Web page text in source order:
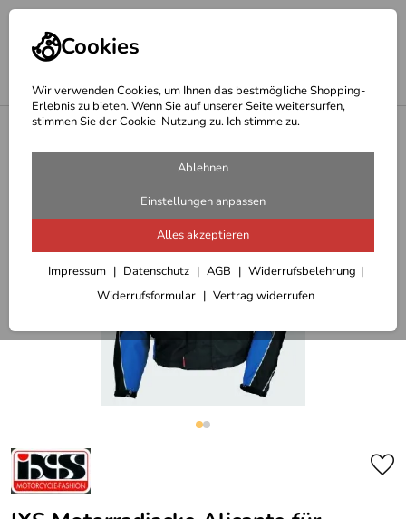
Cookies
Wir verwenden Cookies, um Ihnen das bestmögliche Shopping-
Erlebnis zu bieten. Wenn Sie auf unserer Seite weitersurfen,
stimmen Sie der Cookie-Nutzung zu. Ich stimme zu.
Ablehnen
Einstellungen anpassen
Alles akzeptieren
Impressum Datenschutz AGB
Widerrufsbelehrung
Widerrufsformular
Vertrag widerrufen
Motorradjacken